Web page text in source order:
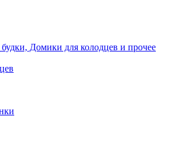
Домики для колодцев и прочее